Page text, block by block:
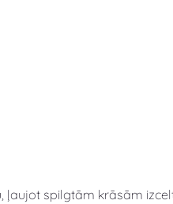
ļaujot spilgtām krāsām